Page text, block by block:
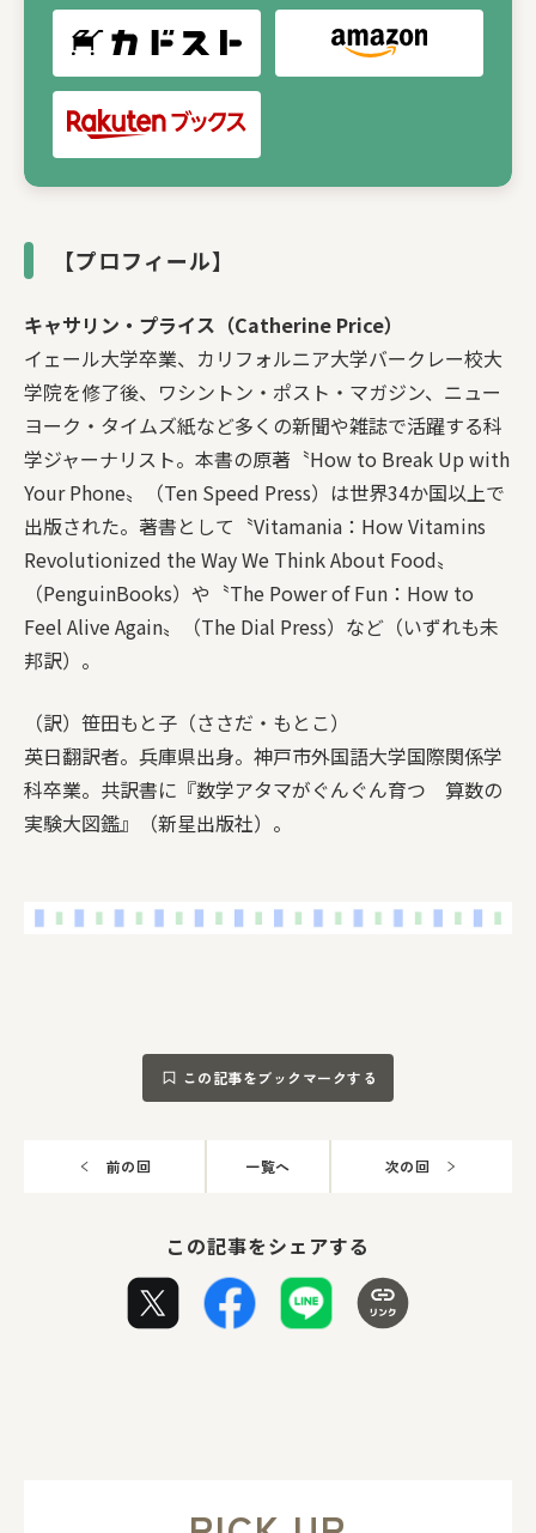
【プロフィール】
キャサリン・プライス（Catherine Price）
イェール大学卒業、カリフォルニア大学バークレー校大
学院を修了後、ワシントン・ポスト・マガジン、ニュー
ヨーク・タイムズ紙など多くの新聞や雑誌で活躍する科
学ジャーナリスト。本書の原著〝How to Break Up with
Your Phone〟（Ten Speed Press）は世界34か国以上で
出版された。著書として〝Vitamania：How Vitamins
Revolutionized the Way We Think About Food〟
（PenguinBooks）や〝The Power of Fun：How to
Feel Alive Again〟（The Dial Press）など（いずれも未
邦訳）。
（訳）笹田もと子（ささだ・もとこ）
英日翻訳者。兵庫県出身。神戸市外国語大学国際関係学
科卒業。共訳書に『数学アタマがぐんぐん育つ 算数の
実験大図鑑』（新星出版社）。
この記事をブックマークする
前の回 一覧へ 次の回
この記事をシェアする